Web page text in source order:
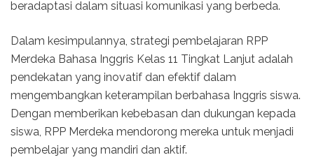
beradaptasi dalam situasi komunikasi yang berbeda.
Dalam kesimpulannya, strategi pembelajaran RPP
Merdeka Bahasa Inggris Kelas 11 Tingkat Lanjut adalah
pendekatan yang inovatif dan efektif dalam
mengembangkan keterampilan berbahasa Inggris siswa.
Dengan memberikan kebebasan dan dukungan kepada
siswa, RPP Merdeka mendorong mereka untuk menjadi
pembelajar yang mandiri dan aktif.